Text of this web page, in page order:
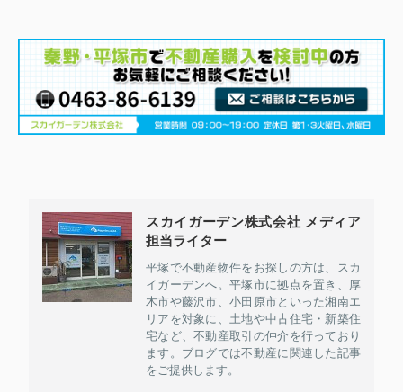
スカイガーデン株式会社 メディア
担当ライター
平塚で不動産物件をお探しの方は、スカ
イガーデンへ。平塚市に拠点を置き、厚
木市や藤沢市、小田原市といった湘南エ
リアを対象に、土地や中古住宅・新築住
宅など、不動産取引の仲介を行っており
ます。ブログでは不動産に関連した記事
をご提供します。